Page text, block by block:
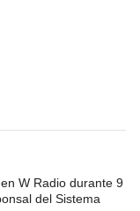
W Radio durante 9
del Sistema